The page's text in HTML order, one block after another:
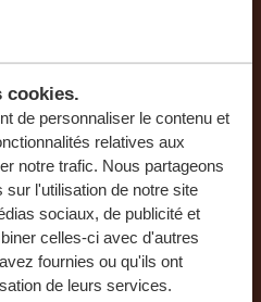
cookies.
de personnaliser le contenu et
relatives aux
notre trafic. Nous partageons
l'utilisation de notre site
sociaux, de publicité et
celles-ci avec d'autres
fournies ou qu'ils ont
de leurs services.
créer votre
mesure
GRATUIT, SANS
AVENTURE